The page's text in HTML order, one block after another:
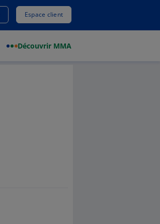
Espace client
Découvrir MMA